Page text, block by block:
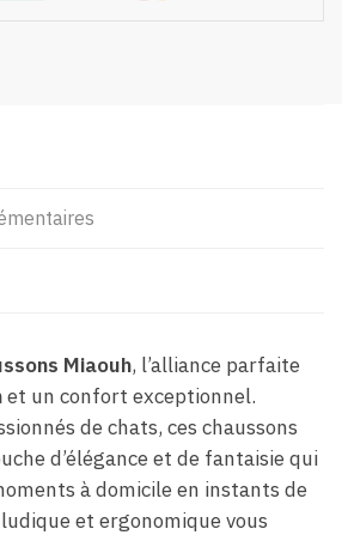
Miaouh, l’alliance parfaite
et un confort exceptionnel.
de chats, ces chaussons
d’élégance et de fantaisie qui
à domicile en instants de
et ergonomique vous